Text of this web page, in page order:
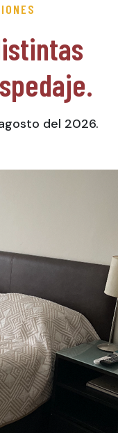
del 2026.